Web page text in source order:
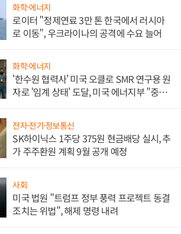
화학·에너지
로이터 "정제연료 3만 톤 한국에서 러시아
로 이동", 우크라이나의 공격에 수요 늘어
화학·에너지
'한수원 협력사' 미국 오클로 SMR 연구용 원
자로 '임계 상태' 도달, 미국 에너지부 "중요
전자·전기·정보통신
SK하이닉스 1주당 375원 현금배당 실시, 추
가 주주환원 계획 9월 공개 예정
사회
미국 법원 "트럼프 정부 풍력 프로젝트 동결
조치는 위법", 해제 명령 내려